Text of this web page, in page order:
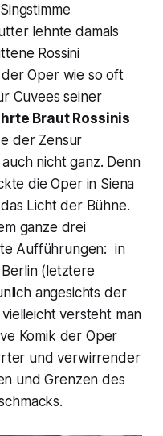
lehnte damals
Rossini
Oper wie so oft
Cuvees seiner
BrautRossinis
der Zensur
nicht ganz. Denn
die Oper in Siena
Licht der Bühne.
ganze drei
Aufführungen: in
(letztere
angesichts der
versteht man
Komik der Oper
und verwirrender
und Grenzen des